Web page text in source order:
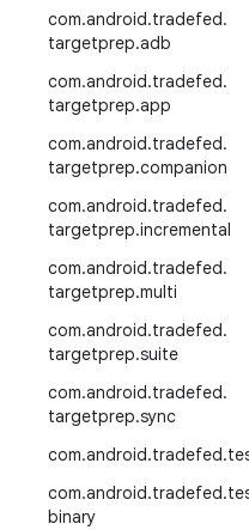
com.android.tradefed.
targetprep.adb
com.android.tradefed.
targetprep.app
com.android.tradefed.
targetprep.companion
com.android.tradefed.
targetprep.incremental
com.android.tradefed.
targetprep.multi
com.android.tradefed.
targetprep.suite
com.android.tradefed.
targetprep.sync
com.android.tradefed.
com.android.tradefed.
binary